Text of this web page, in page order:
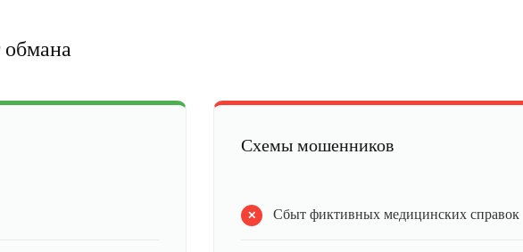
Схемы мошенников
Сбыт фиктивных медицинских справок